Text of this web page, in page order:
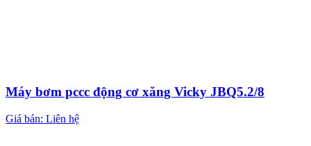
Máy bơm pccc động cơ xăng Vicky JBQ5.2/8
Giá bán: Liên hệ